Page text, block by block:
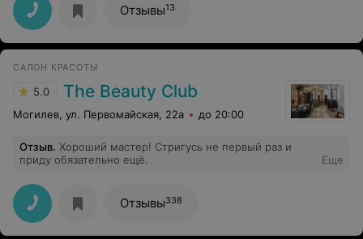
Отзывы13
САЛОН КРАСОТЫ
5.0 The Beauty Club
Могилев, ул. Первомайская, 22а до 20:00
Отзыв. Хороший мастер! Стригусь не первый раз и
приду обязательно ещё.
Еще
Отзывы338